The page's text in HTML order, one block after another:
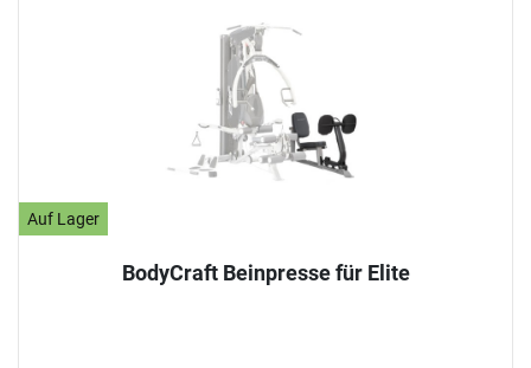
Auf Lager
BodyCraft Beinpresse für Elite